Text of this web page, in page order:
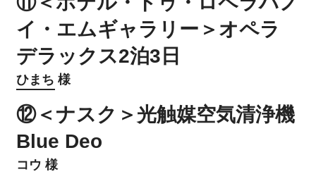
イ・エムギャラリー＞オペラ
デラックス2泊3日
ひまち 様
⑫＜ナスク＞光触媒空気清浄機
Blue Deo
コウ 様